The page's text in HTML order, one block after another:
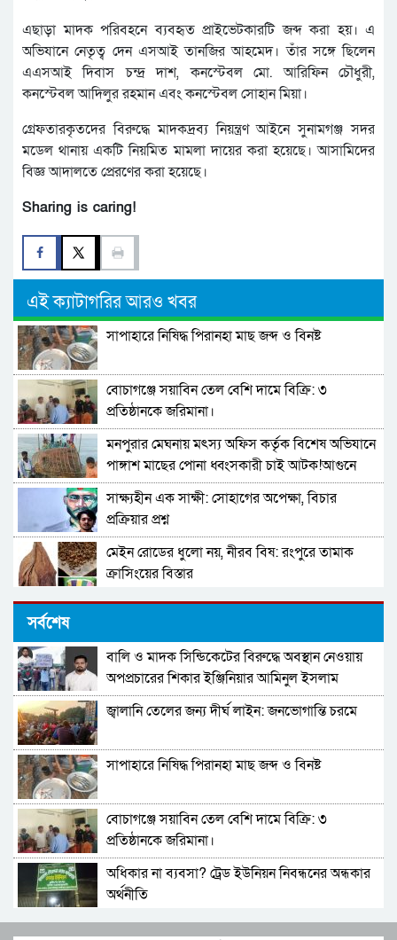
এছাড়া মাদক পরিবহনে ব্যবহৃত প্রাইভেটকারটি জব্দ করা হয়। এ
অভিযানে নেতৃত্ব দেন এসআই তানজির আহমেদ। তাঁর সঙ্গে ছিলেন
এএসআই দিবাস চন্দ্র দাশ, কনস্টেবল মো. আরিফিন চৌধুরী,
কনস্টেবল আদিলুর রহমান এবং কনস্টেবল সোহান মিয়া।
গ্রেফতারকৃতদের বিরুদ্ধে মাদকদ্রব্য নিয়ন্ত্রণ আইনে সুনামগঞ্জ সদর
মডেল থানায় একটি নিয়মিত মামলা দায়ের করা হয়েছে। আসামিদের
বিজ্ঞ আদালতে প্রেরণের করা হয়েছে।
Sharing is caring!
এই ক্যাটাগরির আরও খবর
সাপাহারে নিষিদ্ধ পিরানহা মাছ জব্দ ও বিনষ্ট
বোচাগঞ্জে সয়াবিন তেল বেশি দামে বিক্রি: ৩
প্রতিষ্ঠানকে জরিমানা।
মনপুরার মেঘনায় মৎস্য অফিস কর্তৃক বিশেষ অভিযানে
পাঙ্গাশ মাছের পোনা ধ্বংসকারী চাই আটক!আগুনে
পুড়িয়ে ধ্বংস
সাক্ষ্যহীন এক সাক্ষী: সোহাগের অপেক্ষা, বিচার
প্রক্রিয়ার প্রশ্ন
মেইন রোডের ধুলো নয়, নীরব বিষ: রংপুরে তামাক
ক্রাসিংয়ের বিস্তার
ঘাটাইলে গভীর রাতে ভয়াবহ ডাকাতি: পুলিশ পরিচয়ে
টাংগাইলে ১৬হাজার লিটার তেল মজুত,ফিলিং
স্টেশনকে জরিমানা।
টাংগাইলে ১৬হাজার লিটার তেল মজুত,ফিলিং
মনপুরা থেকে মিয়ানমারে পণ্য পাঁচার কালে সমুদ্রগামী
প্রভাবশালীদের ছত্রছায়ায় মাদক বাণিজ্য : আতঙ্কে
এলাকাবাসী
মনপুরার মেঘনায় মৎস্য অফিসের যৌথ অভিযানে
আটটি বেহুন্দী জাল আটক!আগুনে পুড়িয়ে ধ্বংস
বোচাগঞ্জে চুরি ও ডাকাতির মামলায় আসামি গ্রেফতার।
সর্বশেষ
বালি ও মাদক সিন্ডিকেটের বিরুদ্ধে অবস্থান নেওয়ায়
অপপ্রচারের শিকার ইঞ্জিনিয়ার আমিনুল ইসলাম
ডালিমের অভিযোগ
জ্বালানি তেলের জন্য দীর্ঘ লাইন: জনভোগান্তি চরমে
সাপাহারে নিষিদ্ধ পিরানহা মাছ জব্দ ও বিনষ্ট
বোচাগঞ্জে সয়াবিন তেল বেশি দামে বিক্রি: ৩
প্রতিষ্ঠানকে জরিমানা।
অধিকার না ব্যবসা? ট্রেড ইউনিয়ন নিবন্ধনের অন্ধকার
অর্থনীতি
সেতাবগঞ্জ সরকারি পাইলট মডেল উচ্চ বিদ্যালয়ে